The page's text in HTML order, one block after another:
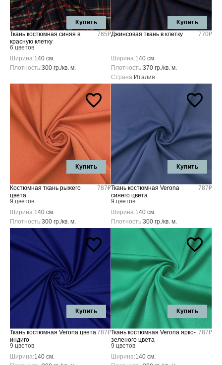
Купить
Ткань костюмная синяя в
красную клетку
6 цветов
765₽
Ширина:140 см.
Плотность:300 гр./кв. м.
Купить
Джинсовая ткань в клетку
770₽
Ширина:140 см.
Плотность:370 гр./кв. м.
Страна:Италия
Купить
Костюмная ткань рыжего
цвета
9 цветов
787₽
Ширина:140 см.
Плотность:300 гр./кв. м.
Купить
Ткань костюмная Verona
синего цвета
9 цветов
787₽
Ширина:140 см.
Плотность:300 гр./кв. м.
Купить
Ткань костюмная Verona цвета
индиго
9 цветов
787₽
Ширина:140 см.
Купить
Ткань костюмная Verona ярко-
зеленого цвета
9 цветов
787₽
Ширина:140 см.